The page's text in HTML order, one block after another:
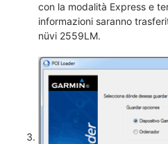
con la modalità Express e
informazioni saranno
nüvi 2559LM.